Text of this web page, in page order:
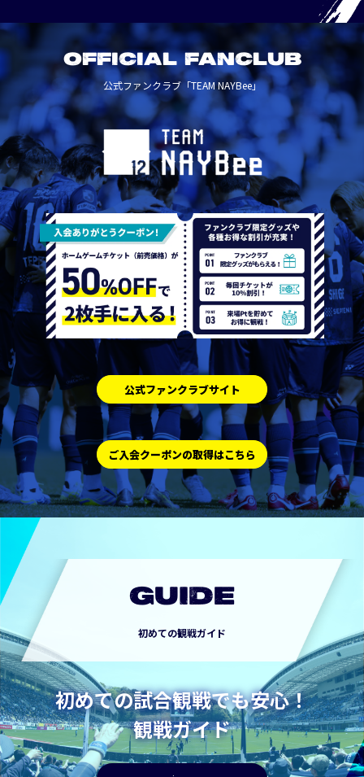
OFFICIAL FANCLUB
公式ファンクラブ「TEAM NAYBee」
公式ファンクラブサイト
ご入会クーポンの取得はこちら
GUIDE
初めての観戦ガイド
初めての試合観戦でも安心！
観戦ガイド